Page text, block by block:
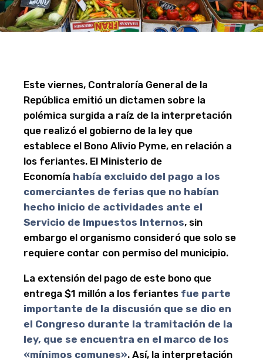
Este viernes, Contraloría General de la
República emitió un dictamen sobre la
polémica surgida a raíz de la interpretación
que realizó el gobierno de la ley que
establece el Bono Alivio Pyme, en relación a
los feriantes. El Ministerio de
Economía había excluido del pago a los
comerciantes de ferias que no habían
hecho inicio de actividades ante el
Servicio de Impuestos Internos, sin
embargo el organismo consideró que solo se
requiere contar con permiso del municipio.
La extensión del pago de este bono que
entrega $1 millón a los feriantes fue parte
importante de la discusión que se dio en
el Congreso durante la tramitación de la
ley, que se encuentra en el marco de los
«mínimos comunes». Así, la interpretación